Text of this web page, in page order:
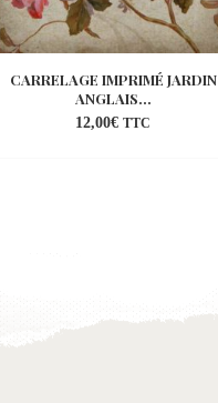
CARRELAGE IMPRIMÉ JARDIN
ANGLAIS...
12,00€ TTC